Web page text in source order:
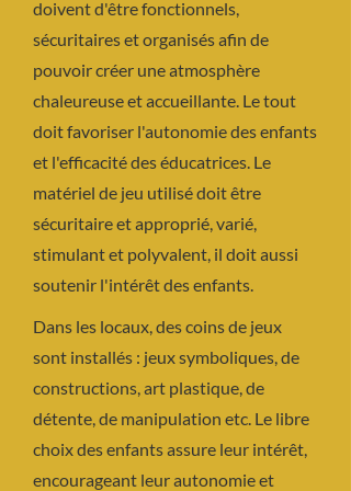
activités culinaires sont aussi
prévues, afin que l’enfant découvre
différents aliments et puisse y
goûter durant l’activité.
disponibles pour discuter avec les
parents des moyens d'aider ou de
stimuler les enfants à bien manger à
la maison. Nous nous assurons que
habitudes de vie soient conjoints.
doivent d'être fonctionnels,
sécuritaires et organisés afin de
pouvoir créer une atmosphère
chaleureuse et accueillante. Le tout
doit favoriser l'autonomie des enfants
et l'efficacité des éducatrices. Le
matériel de jeu utilisé doit être
sécuritaire et approprié, varié,
stimulant et polyvalent, il doit aussi
soutenir l'intérêt des enfants.
Dans les locaux, des coins de jeux
sont installés : jeux symboliques, de
constructions, art plastique, de
détente, de manipulation etc. Le libre
choix des enfants assure leur intérêt,
encourageant leur autonomie et